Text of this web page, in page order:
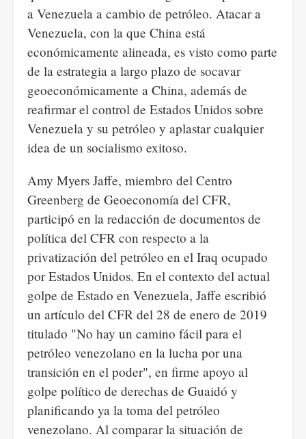
a Venezuela a cambio de petróleo. Atacar a
Venezuela, con la que China está
económicamente alineada, es visto como parte
de la estrategia a largo plazo de socavar
geoeconómicamente a China, además de
reafirmar el control de Estados Unidos sobre
Venezuela y su petróleo y aplastar cualquier
idea de un socialismo exitoso.
Amy Myers Jaffe, miembro del Centro
Greenberg de Geoeconomía del CFR,
participó en la redacción de documentos de
política del CFR con respecto a la
privatización del petróleo en el Iraq ocupado
por Estados Unidos. En el contexto del actual
golpe de Estado en Venezuela, Jaffe escribió
un artículo del CFR del 28 de enero de 2019
titulado "No hay un camino fácil para el
petróleo venezolano en la lucha por una
transición en el poder", en firme apoyo al
golpe político de derechas de Guaidó y
planificando ya la toma del petróleo
venezolano. Al comparar la situación de